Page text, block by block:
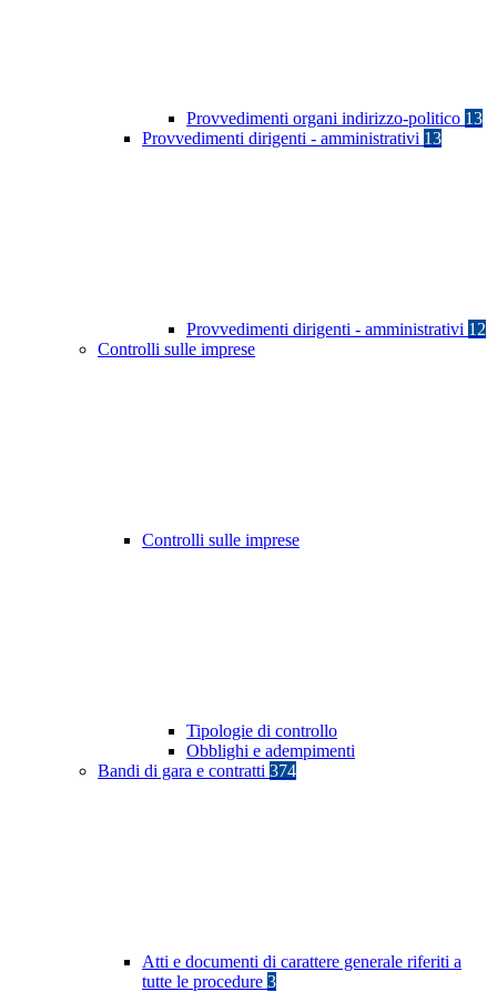
Provvedimenti organi indirizzo-politico 13
Provvedimenti dirigenti - amministrativi 13
Provvedimenti dirigenti - amministrativi 12
Controlli sulle imprese
Controlli sulle imprese
Tipologie di controllo
Obblighi e adempimenti
Bandi di gara e contratti 374
Atti e documenti di carattere generale riferiti a
tutte le procedure 3